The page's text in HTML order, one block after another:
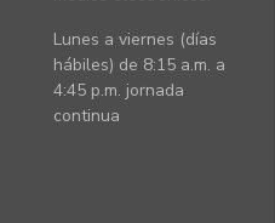
Lunes a viernes (días
hábiles) de 8:15 a.m. a
4:45 p.m. jornada
continua